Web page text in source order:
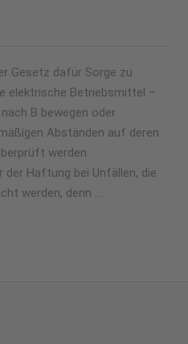
Gesetz dafür Sorge zu
elektrische Betriebsmittel –
B bewegen oder
Abständen auf deren
werden.
Haftung bei Unfällen, die
werden, denn …